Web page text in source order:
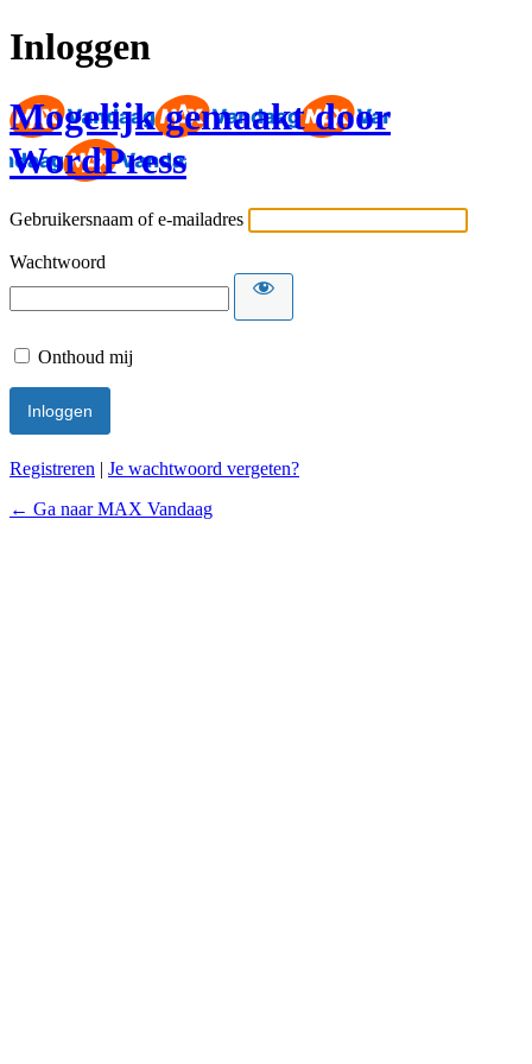
Inloggen
Mogelijk gemaakt door
WordPress
Gebruikersnaam of e-mailadres
Wachtwoord
Onthoud mij
Registreren | Je wachtwoord vergeten?
← Ga naar MAX Vandaag